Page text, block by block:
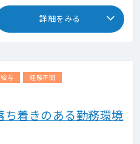
上部内視鏡を週1回程度
検査は希望があれば設定可
詳細をみる
与
経験不問
ち着きのある勤務環境